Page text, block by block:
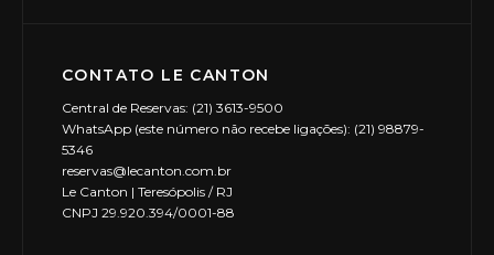
CONTATO LE CANTON
Central de Reservas: (21) 3613-9500
WhatsApp (este número não recebe ligações): (21) 98879-
5346
reservas@lecanton.com.br
Le Canton | Teresópolis / RJ
CNPJ 29.920.394/0001-88